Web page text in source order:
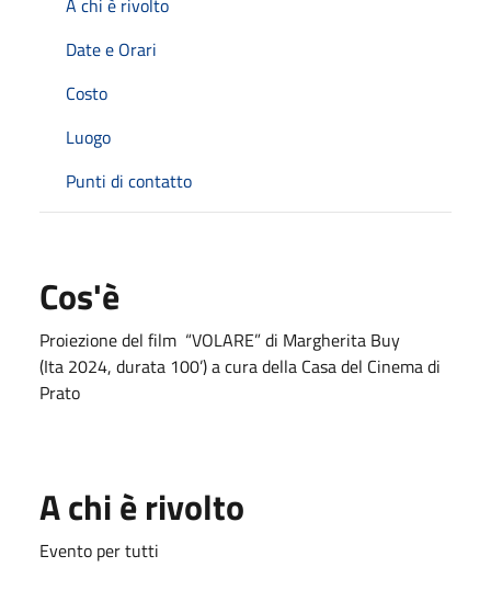
Date e Orari
Costo
Luogo
Punti di contatto
Cos'è
Proiezione del film “VOLARE” di Margherita Buy
(Ita 2024, durata 100’) a cura della Casa del Cinema di
Prato
A chi è rivolto
Evento per tutti